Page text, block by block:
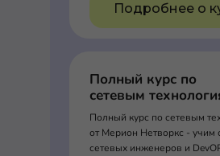
Подробнее о
Полный курс по
сетевым
Полный курс по сетевым
от Мерион Нетворкс - учим
сетевых инженеров и